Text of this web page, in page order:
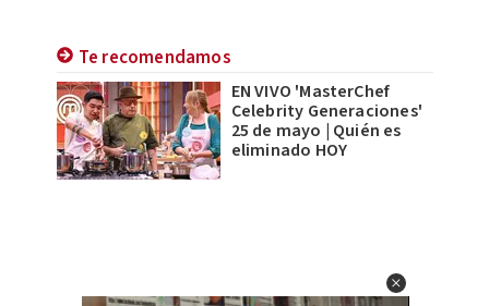
Te recomendamos
EN VIVO 'MasterChef
Celebrity Generaciones'
25 de mayo | Quién es
eliminado HOY